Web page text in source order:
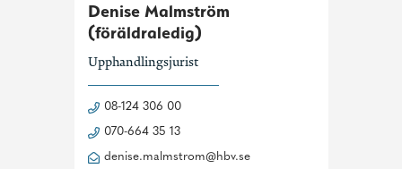
Denise Malmström
(föräldraledig)
Upphandlingsjurist
08-124 306 00
070-664 35 13
denise.malmstrom@hbv.se